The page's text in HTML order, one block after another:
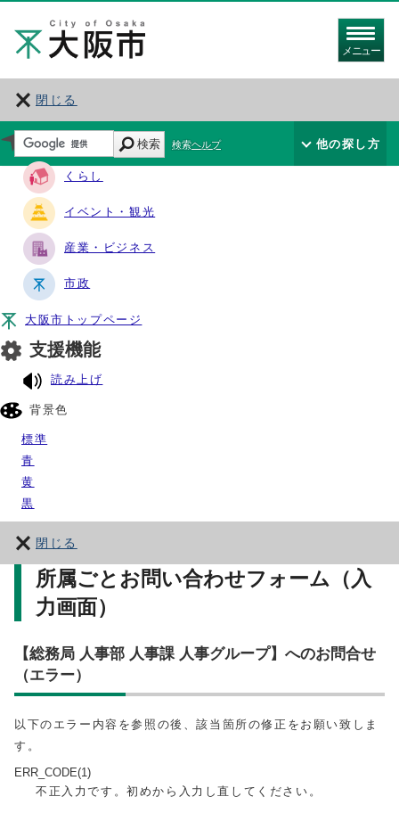
メニュー
閉じる
サイト・ナビ
くらし
イベント・観光
産業・ビジネス
市政
大阪市トップページ
支援機能
読み上げ
背景色
標準
青
黄
黒
閉じる
検索 検索ヘルプ 他の探し方
所属ごとお問い合わせフォーム（入
力画面）
【総務局 人事部 人事課 人事グループ】へのお問合せ
（エラー）
以下のエラー内容を参照の後、該当箇所の修正をお願い致しま
す。
ERR_CODE(1)
不正入力です。初めから入力し直してください。